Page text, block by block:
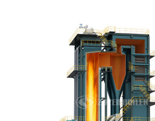
продукта: 2 – 20 т/ч Температура на выходе...